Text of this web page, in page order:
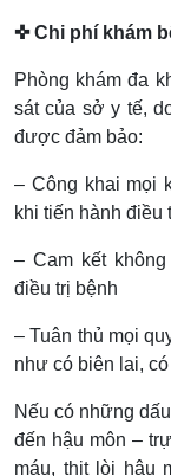
✜ Chi phí khám
Phòng khám đa
sát của sở y tế,
được đảm bảo:
– Công khai mọi
khi tiến hành điều
– Cam kết
điều trị bệnh
– Tuân thủ mọi
như có biên lai,
Nếu có những
đến hậu môn –
máu, thịt lòi hậu